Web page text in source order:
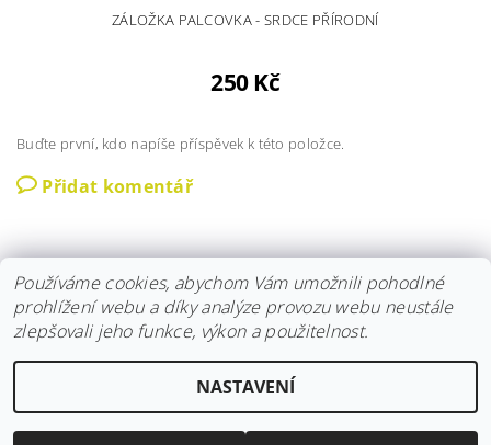
ZÁLOŽKA PALCOVKA - SRDCE PŘÍRODNÍ
250 Kč
Buďte první, kdo napíše příspěvek k této položce.
Přidat komentář
Instagram Fler | Facebook
2026 © Hravokádo, všechna práva vyhrazena
Používáme cookies, abychom Vám umožnili pohodlné
prohlížení webu a díky analýze provozu webu neustále
zlepšovali jeho funkce, výkon a použitelnost.
NASTAVENÍ